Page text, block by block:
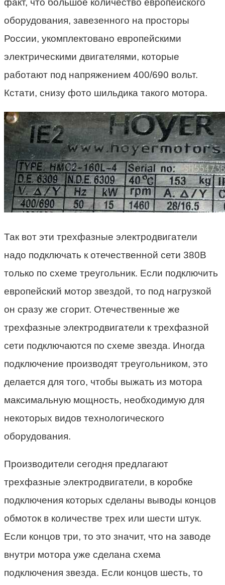
факт, что большое количество европейского
оборудования, завезенного на просторы
России, укомплектовано европейскими
электрическими двигателями, которые
работают под напряжением 400/690 вольт.
Кстати, снизу фото шильдика такого мотора.
Так вот эти трехфазные электродвигатели
надо подключать к отечественной сети 380В
только по схеме треугольник. Если подключить
европейский мотор звездой, то под нагрузкой
он сразу же сгорит. Отечественные же
трехфазные электродвигатели к трехфазной
сети подключаются по схеме звезда. Иногда
подключение производят треугольником, это
делается для того, чтобы выжать из мотора
максимальную мощность, необходимую для
некоторых видов технологического
оборудования.
Производители сегодня предлагают
трехфазные электродвигатели, в коробке
подключения которых сделаны выводы концов
обмоток в количестве трех или шести штук.
Если концов три, то это значит, что на заводе
внутри мотора уже сделана схема
подключения звезда. Если концов шесть, то